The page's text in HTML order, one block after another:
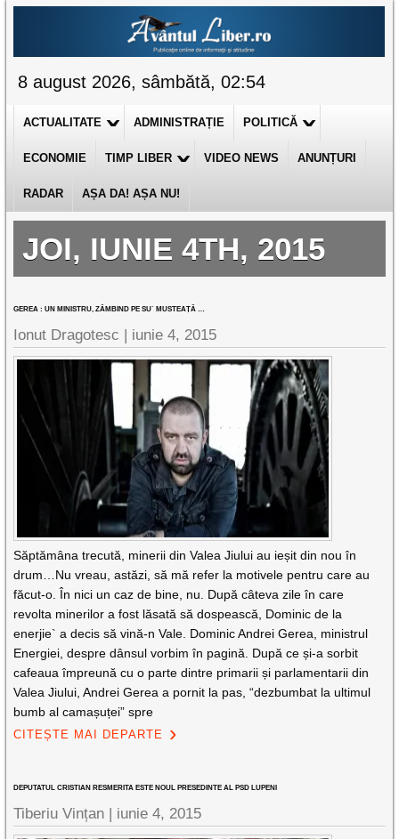
8 august 2026, sâmbătă, 02:54
ACTUALITATE ADMINISTRAȚIE POLITICĂ
ECONOMIE TIMP LIBER VIDEO NEWS ANUNȚURI
RADAR AȘA DA! AȘA NU!
JOI, IUNIE 4TH, 2015
GEREA : UN MINISTRU, ZÂMBIND PE SU` MUSTEAȚĂ …
Ionut Dragotesc | iunie 4, 2015
Săptămâna trecută, minerii din Valea Jiului au ieșit din nou în
drum…Nu vreau, astăzi, să mă refer la motivele pentru care au
făcut-o. În nici un caz de bine, nu. După câteva zile în care
revolta minerilor a fost lăsată să dospească, Dominic de la
enerjie` a decis să vină-n Vale. Dominic Andrei Gerea, ministrul
Energiei, despre dânsul vorbim în pagină. După ce și-a sorbit
cafeaua împreună cu o parte dintre primarii și parlamentarii din
Valea Jiului, Andrei Gerea a pornit la pas, “dezbumbat la ultimul
bumb al camașuței” spre
CITEȘTE MAI DEPARTE
DEPUTATUL CRISTIAN RESMERITA ESTE NOUL PRESEDINTE AL PSD LUPENI
Tiberiu Vințan | iunie 4, 2015